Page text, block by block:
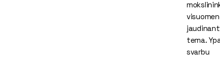
tema.
svarbu